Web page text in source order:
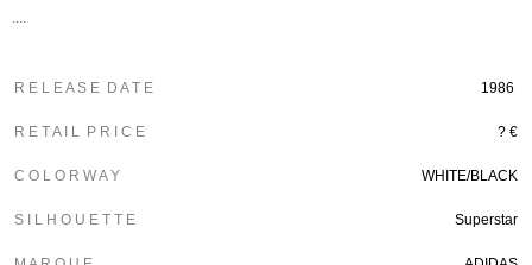
R E L E A S E D A T E 1986
R E T A I L P R I C E ? €
C O L O R W A Y WHITE/BLACK
S I L H O U E T T E Superstar